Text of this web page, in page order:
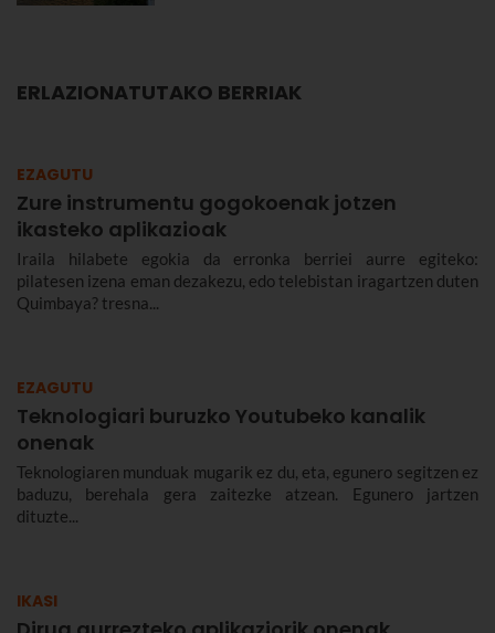
ERLAZIONATUTAKO BERRIAK
EZAGUTU
Zure instrumentu gogokoenak jotzen
ikasteko aplikazioak
Iraila hilabete egokia da erronka berriei aurre egiteko:
pilatesen izena eman dezakezu, edo telebistan iragartzen duten
Quimbaya? tresna...
EZAGUTU
Teknologiari buruzko Youtubeko kanalik
onenak
Teknologiaren munduak mugarik ez du, eta, egunero segitzen ez
baduzu, berehala gera zaitezke atzean. Egunero jartzen
dituzte...
IKASI